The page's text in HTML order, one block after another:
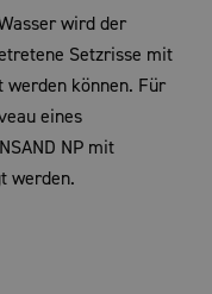
wird der
Setzrisse mit
werden können. Für
eines
NP mit
werden.